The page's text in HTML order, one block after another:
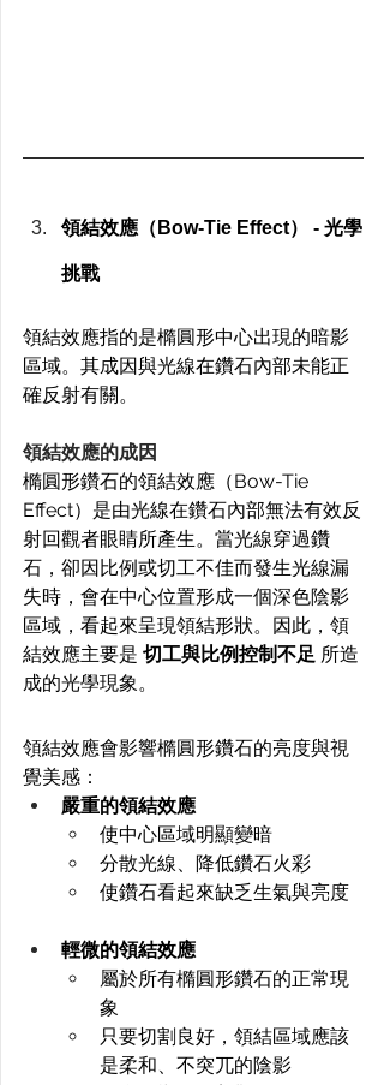
領結效應（Bow-Tie Effect） - 光學
挑戰
領結效應指的是橢圓形中心出現的暗影
區域。其成因與光線在鑽石內部未能正
確反射有關。
領結效應的成因
橢圓形鑽石的領結效應（Bow-Tie
Effect）是由光線在鑽石內部無法有效反
射回觀者眼睛所產生。當光線穿過鑽
石，卻因比例或切工不佳而發生光線漏
失時，會在中心位置形成一個深色陰影
區域，看起來呈現領結形狀。因此，領
結效應主要是 切工與比例控制不足 所造
成的光學現象。
領結效應會影響橢圓形鑽石的亮度與視
覺美感：
嚴重的領結效應
使中心區域明顯變暗
分散光線、降低鑽石火彩
使鑽石看起來缺乏生氣與亮度
輕微的領結效應
屬於所有橢圓形鑽石的正常現
象
只要切割良好，領結區域應該
是柔和、不突兀的陰影